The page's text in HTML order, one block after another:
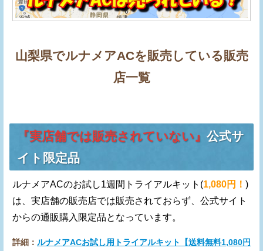
山梨県でルナメアACを販売している販売
店一覧
『実店舗では販売されていない』 公式サ
イト限定品
ルナメアACのお試し1週間トライアルキット(1,080円！ )
は、実店舗の販売店では販売されておらず、公式サイト
からの通販購入限定品となっています。
詳細： ルナメアACお試し用トライアルキット【送料無料1,080円